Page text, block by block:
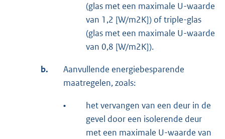
(glas met een maximale U-waarde
van 1,2 [W/m2K]) of triple-glas
(glas met een maximale U-waarde
van 0,8 [W/m2K]).
b.
Aanvullende energiebesparende
maatregelen, zoals:
•
het vervangen van een deur in de
gevel door een isolerende deur
met een maximale U-waarde van